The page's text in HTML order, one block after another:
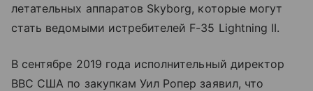
летательных аппаратов Skyborg, которые могут
стать ведомыми истребителей F-35 Lightning II.
В сентябре 2019 года исполнительный директор
ВВС США по закупкам Уил Ропер заявил, что